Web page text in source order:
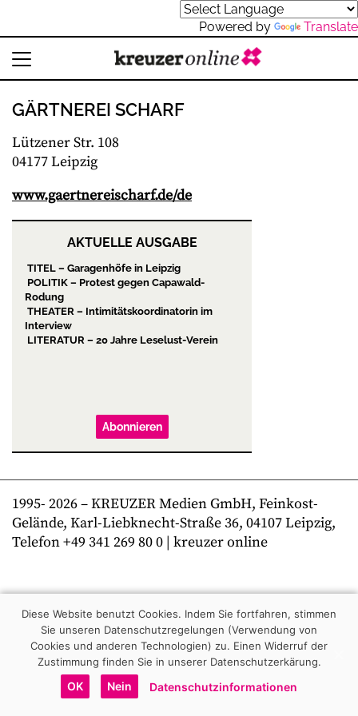
Powered by Translate
GÄRTNEREI SCHARF
Lützener Str. 108
04177 Leipzig
www.gaertnereischarf.de/de
AKTUELLE AUSGABE
TITEL – Garagenhöfe in Leipzig
POLITIK – Protest gegen Capawald-
Rodung
THEATER – Intimitätskoordinatorin im
Interview
LITERATUR – 20 Jahre Leselust-Verein
Abonnieren
1995- 2026– KREUZER Medien GmbH, Feinkost-
Gelände, Karl-Liebknecht-Straße 36, 04107 Leipzig,
Telefon +49 341 269 80 0 | kreuzer online
Diese Website benutzt Cookies. Indem Sie fortfahren, stimmen
Sie unseren Datenschutzregelungen (Verwendung von
Cookies und anderen Technologien) zu. Einen Widerruf der
Zustimmung finden Sie in unserer Datenschutzerkärung.
OK Nein Datenschutzinformationen